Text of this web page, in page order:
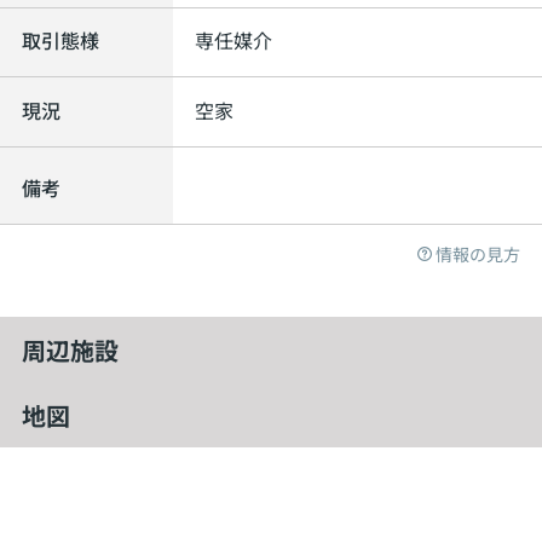
取引態様 専任媒介
現況 空家
備考
情報の見方
周辺施設
地図